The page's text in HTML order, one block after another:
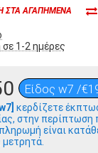
ΣΤΑ ΑΓΑΠΗΜΈΝΑ
1-2 ημέρες
Είδος w7 /
κερδίζετε
στην περίπτωση
είναι